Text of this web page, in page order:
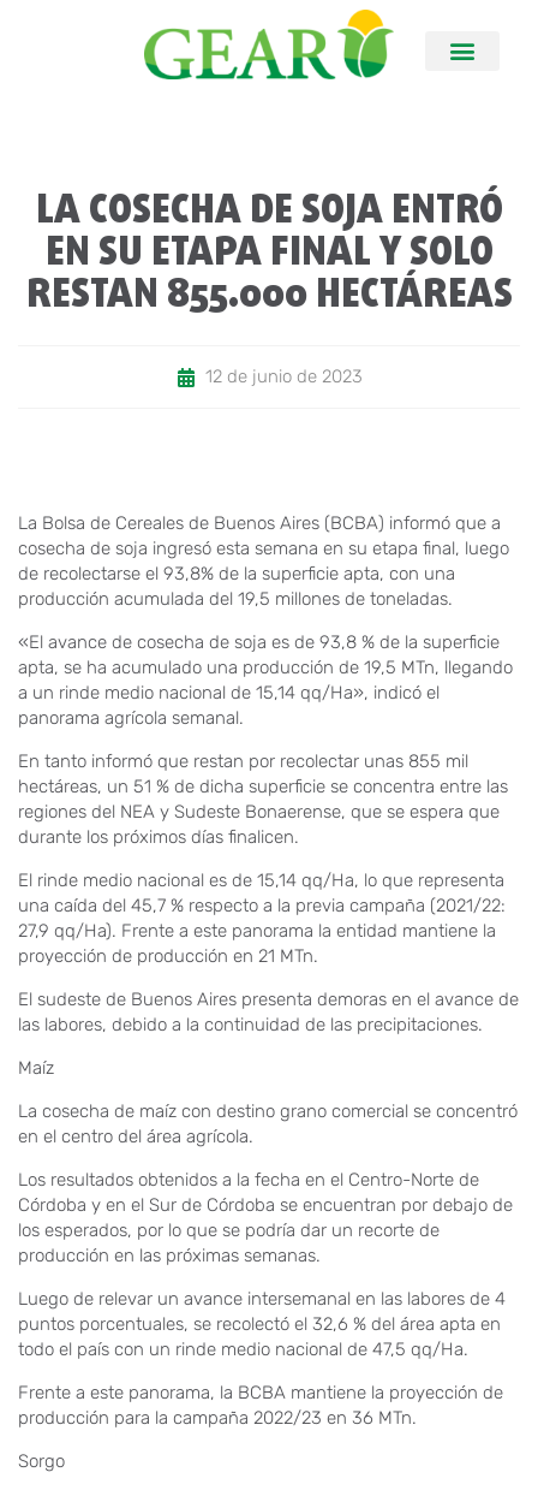
LA COSECHA DE SOJA ENTRÓ
EN SU ETAPA FINAL Y SOLO
RESTAN 855.000 HECTÁREAS
12 de junio de 2023
La Bolsa de Cereales de Buenos Aires (BCBA) informó que a
cosecha de soja ingresó esta semana en su etapa final, luego
de recolectarse el 93,8% de la superficie apta, con una
producción acumulada del 19,5 millones de toneladas.
«El avance de cosecha de soja es de 93,8 % de la superficie
apta, se ha acumulado una producción de 19,5 MTn, llegando
a un rinde medio nacional de 15,14 qq/Ha», indicó el
panorama agrícola semanal.
En tanto informó que restan por recolectar unas 855 mil
hectáreas, un 51 % de dicha superficie se concentra entre las
regiones del NEA y Sudeste Bonaerense, que se espera que
durante los próximos días finalicen.
El rinde medio nacional es de 15,14 qq/Ha, lo que representa
una caída del 45,7 % respecto a la previa campaña (2021/22:
27,9 qq/Ha). Frente a este panorama la entidad mantiene la
proyección de producción en 21 MTn.
El sudeste de Buenos Aires presenta demoras en el avance de
las labores, debido a la continuidad de las precipitaciones.
Maíz
La cosecha de maíz con destino grano comercial se concentró
en el centro del área agrícola.
Los resultados obtenidos a la fecha en el Centro-Norte de
Córdoba y en el Sur de Córdoba se encuentran por debajo de
los esperados, por lo que se podría dar un recorte de
producción en las próximas semanas.
Luego de relevar un avance intersemanal en las labores de 4
puntos porcentuales, se recolectó el 32,6 % del área apta en
todo el país con un rinde medio nacional de 47,5 qq/Ha.
Frente a este panorama, la BCBA mantiene la proyección de
producción para la campaña 2022/23 en 36 MTn.
Sorgo